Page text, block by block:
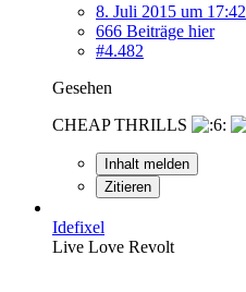
8. Juli 2015 um 17:42
666 Beiträge hier
#4.482
Gesehen
CHEAP THRILLS
Inhalt melden
Zitieren
Idefixel
Live Love Revolt